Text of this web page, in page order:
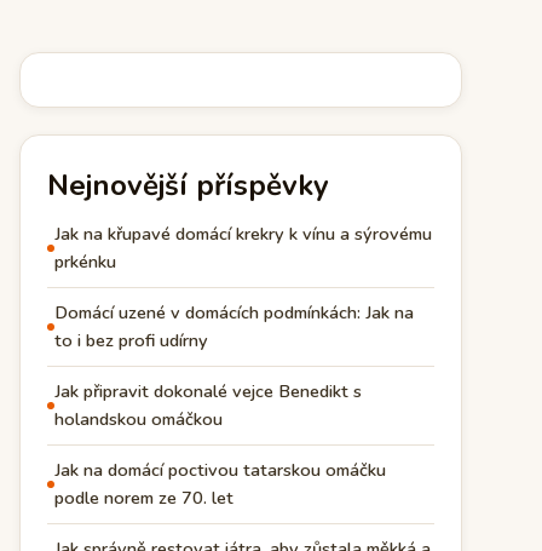
Nejnovější příspěvky
Jak na křupavé domácí krekry k vínu a sýrovému
prkénku
Domácí uzené v domácích podmínkách: Jak na
to i bez profi udírny
Jak připravit dokonalé vejce Benedikt s
holandskou omáčkou
Jak na domácí poctivou tatarskou omáčku
podle norem ze 70. let